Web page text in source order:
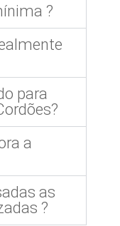
?
para
a
as
?